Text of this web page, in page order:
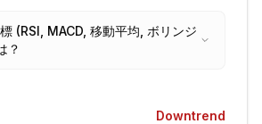
(RSI, MACD, 移動平均, ボリンジ
？
Downtrend